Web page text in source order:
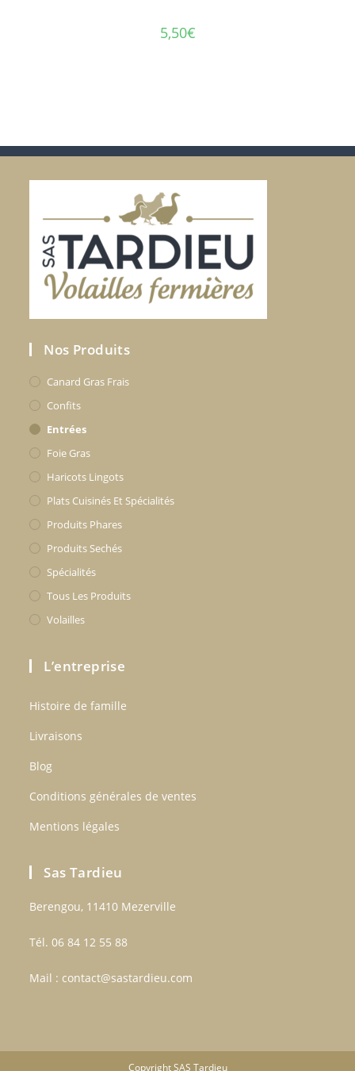
5,50€
Nos Produits
Canard Gras Frais
Confits
Entrées
Foie Gras
Haricots Lingots
Plats Cuisinés Et Spécialités
Produits Phares
Produits Sechés
Spécialités
Tous Les Produits
Volailles
L’entreprise
Histoire de famille
Livraisons
Blog
Conditions générales de ventes
Mentions légales
Sas Tardieu
Berengou, 11410 Mezerville
Tél. 06 84 12 55 88
Mail : contact@sastardieu.com
Copyright SAS Tardieu